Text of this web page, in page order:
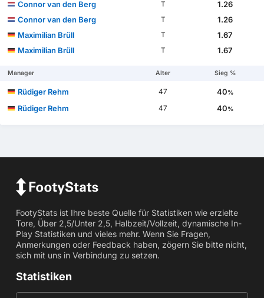
Connor van den Berg T
1.26
Connor van den Berg
T
1.26
Maximilian Brüll
T
1.67
Maximilian Brüll
T 1.67
Manager Alter Sieg %
Rüdiger Rehm 47 40%
Rüdiger Rehm 47 40%
FootyStats ist Ihre beste Quelle für Statistiken wie erzielte
Tore, Über 2,5/Unter 2,5, Halbzeit/Vollzeit, dynamische In-
Play Statistiken und vieles mehr. Wenn Sie Fragen,
Anmerkungen oder Feedback haben, zögern Sie bitte nicht,
sich mit uns in Verbindung zu setzen.
Statistiken